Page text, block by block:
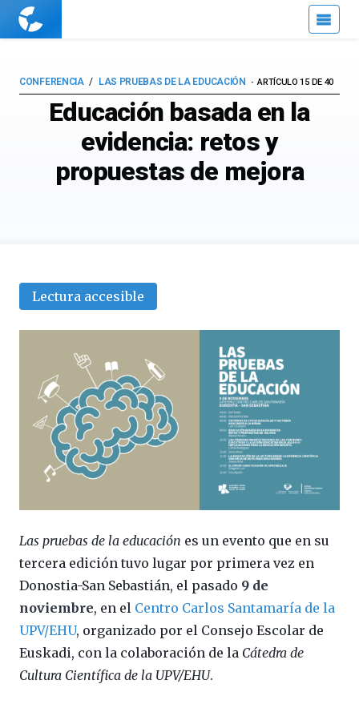
Cuaderno
Educación basada en la
evidencia: retos y
propuestas de mejora
CONFERENCIA LAS PRUEBAS DE LA EDUCACIÓN ARTÍCULO 15 DE 40
Lectura accesible
Las pruebas de la educación es un evento que en su
tercera edición tuvo lugar por primera vez en
Donostia-San Sebastián, el pasado 9 de
noviembre, en el Centro Carlos Santamaría de la
UPV/EHU, organizado por el Consejo Escolar de
Euskadi, con la colaboración de la Cátedra de
Cultura Científica de la UPV/EHU.